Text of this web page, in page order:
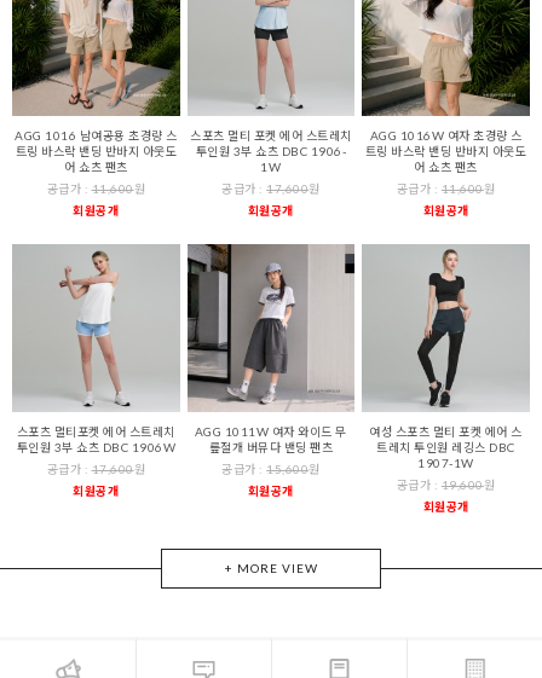
AGG 1016 남여공용 초경량 스
트링 바스락 밴딩 반바지 아웃도
어 쇼츠 팬츠
공급가 :11,600원
회원공개
스포츠 멀티 포켓 에어 스트레치
투인원 3부 쇼츠 DBC 1906-
1W
공급가 :17,600원
회원공개
AGG 1016W 여자 초경량 스
트링 바스락 밴딩 반바지 아웃도
어 쇼츠 팬츠
공급가 : 11,600원
회원공개
스포츠 멀티포켓 에어 스트레치
투인원 3부 쇼츠 DBC 1906W
공급가 :17,600원
회원공개
AGG 1011W 여자 와이드 무
릎절개 버뮤다 밴딩 팬츠
공급가 :15,600원
회원공개
여성 스포츠 멀티 포켓 에어 스
트레치 투인원 레깅스 DBC
1907-1W
공급가 : 19,600원
회원공개
+ MORE VIEW